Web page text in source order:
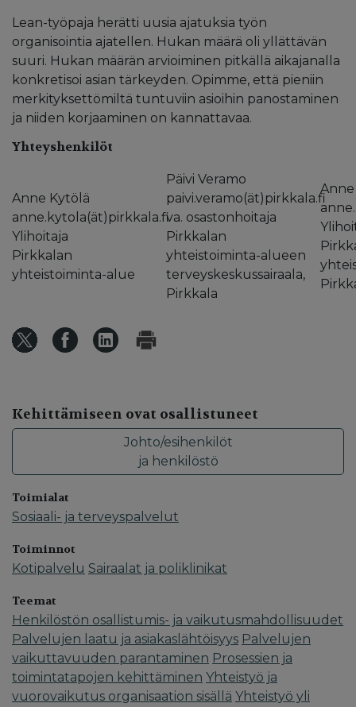
Lean-työpaja herätti uusia ajatuksia työn
organisointia ajatellen. Hukan määrä oli yllättävän
suuri. Hukan määrän arvioiminen pitkällä aikajanalla
konkretisoi asian tärkeyden. Opimme, että pieniin
merkityksettömiltä tuntuviin asioihin panostaminen
ja niiden korjaaminen on kannattavaa.
Yhteyshenkilöt
Anne Kytölä
anne.kytola(ät)pirkkala.fi
Ylihoitaja
Pirkkalan
yhteistoiminta-alue
Päivi Veramo
paivi.veramo(ät)pirkkala.fi
va. osastonhoitaja
Pirkkalan
yhteistoiminta-alueen
terveyskeskussairaala,
Pirkkala
Kehittämiseen ovat osallistuneet
Johto/esihenkilöt
ja henkilöstö
Toimialat
Sosiaali- ja terveyspalvelut
Toiminnot
Kotipalvelu Sairaalat ja poliklinikat
Teemat
Henkilöstön osallistumis- ja vaikutusmahdollisuudet
Palvelujen laatu ja asiakaslähtöisyys Palvelujen
vaikuttavuuden parantaminen Prosessien ja
toimintatapojen kehittäminen Yhteistyö ja
vuorovaikutus organisaation sisällä Yhteistyö yli